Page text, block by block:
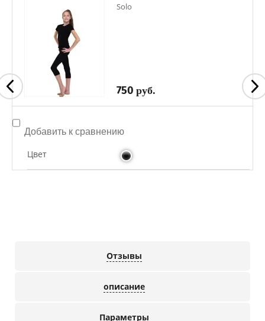
Solo
750 руб.
Добавить к сравнению
Цвет
Отзывы
описание
Параметры